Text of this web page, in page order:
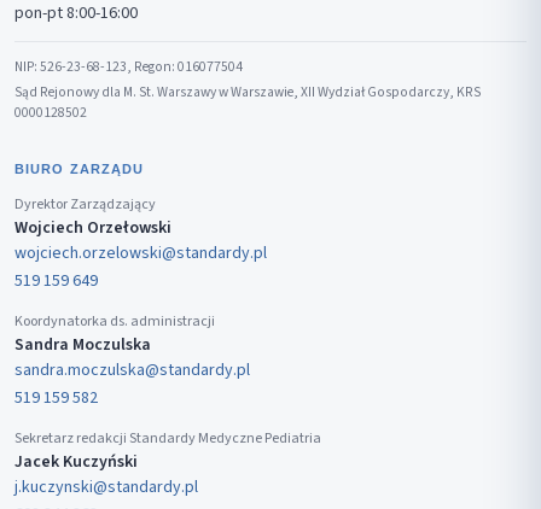
pon-pt 8:00-16:00
NIP: 526-23-68-123, Regon: 016077504
Sąd Rejonowy dla M. St. Warszawy w Warszawie, XII Wydział Gospodarczy, KRS
0000128502
BIURO ZARZĄDU
Dyrektor Zarządzający
Wojciech Orzełowski
wojciech.orzelowski@standardy.pl
519 159 649
Koordynatorka ds. administracji
Sandra Moczulska
sandra.moczulska@standardy.pl
519 159 582
Sekretarz redakcji Standardy Medyczne Pediatria
Jacek Kuczyński
j.kuczynski@standardy.pl